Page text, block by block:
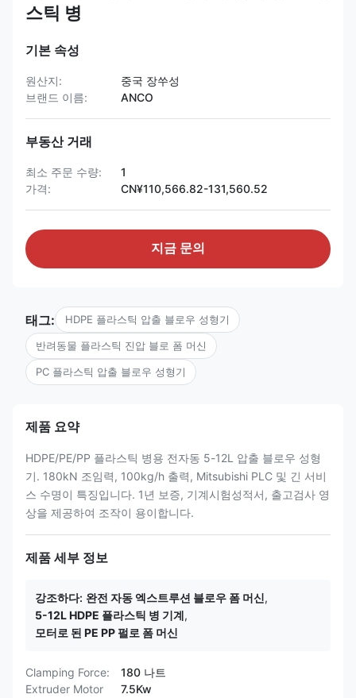
스틱 병
기본 속성
원산지:
중국 장쑤성
브랜드 이름:
ANCO
부동산 거래
최소 주문 수량:
1
가격:
CN¥110,566.82-131,560.52
지금 문의
태그: HDPE 플라스틱 압출 블로우 성형기
반려동물 플라스틱 진압 블로 폼 머신
PC 플라스틱 압출 블로우 성형기
제품 요약
HDPE/PE/PP 플라스틱 병용 전자동 5-12L 압출 블로우 성형
기. 180kN 조임력, 100kg/h 출력, Mitsubishi PLC 및 긴 서비
스 수명이 특징입니다. 1년 보증, 기계시험성적서, 출고검사 영
상을 제공하여 조작이 용이합니다.
제품 세부 정보
강조하다: 완전 자동 엑스트루션 블로우 폼 머신,
5-12L HDPE 플라스틱 병 기계,
모터로 된 PE PP 펄로 폼 머신
Clamping Force:
180 나트
Extruder Motor
7.5Kw